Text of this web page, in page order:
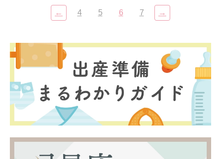
← 4 5 6 7 →